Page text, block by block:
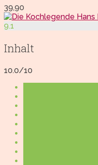
39,90
9.1
Inhalt
10.0/10